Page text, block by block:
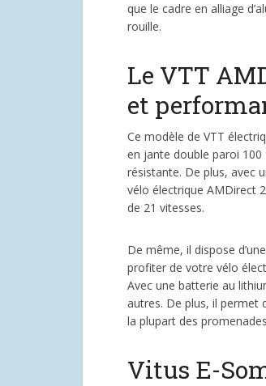
que le cadre en alliage
rouille.
Le VTT
et
Ce modèle de VTT
en jante double paroi
résistante. De plus, avec
vélo électrique AMDirect
de 21 vitesses.
De même, il dispose
profiter de votre vélo
Avec une batterie au
autres. De plus, il permet
la plupart des
Vitus E-